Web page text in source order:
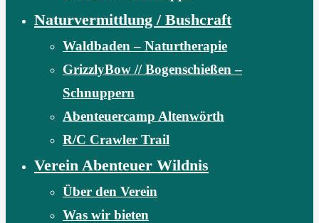
Naturvermittlung / Bushcraft
Waldbaden – Naturtherapie
GrizzlyBow // Bogenschießen –
Schnuppern
Abenteuercamp Altenwörth
R/C Crawler Trail
Verein Abenteuer Wildnis
Über den Verein
Was wir bieten